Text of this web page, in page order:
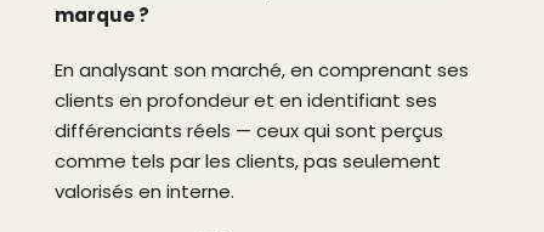
marque ?
En analysant son marché, en comprenant ses
clients en profondeur et en identifiant ses
différenciants réels — ceux qui sont perçus
comme tels par les clients, pas seulement
valorisés en interne.